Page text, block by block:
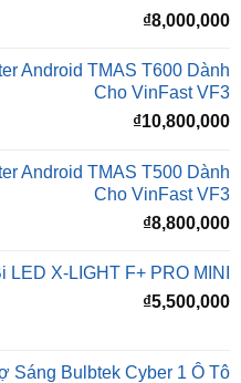
Android TMAS T600 Dành
Cho VinFast VF3
₫10,800,000
Android TMAS T500 Dành
₫8,800,000
LED X-LIGHT F+ PRO MINI
Sáng Bulbtek Cyber 1 Ô Tô